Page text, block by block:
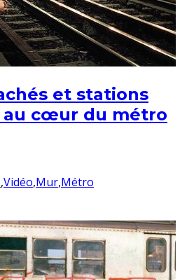
et stations
au cœur du métro
,Vidéo,Mur,Métro